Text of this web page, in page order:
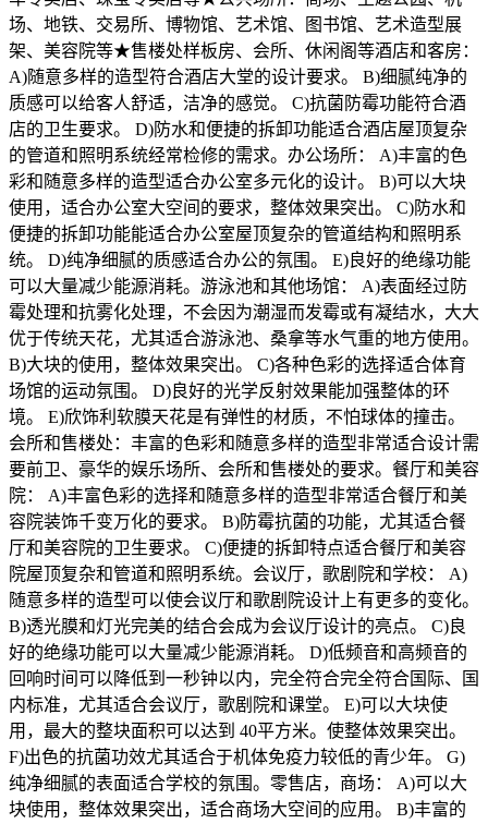
场、地铁、交易所、博物馆、艺术馆、图书馆、艺术造型展
架、美容院等★售楼处样板房、会所、休闲阁等酒店和客房：
A)随意多样的造型符合酒店大堂的设计要求。 B)细腻纯净的
质感可以给客人舒适，洁净的感觉。 C)抗菌防霉功能符合酒
店的卫生要求。 D)防水和便捷的拆卸功能适合酒店屋顶复杂
的管道和照明系统经常检修的需求。办公场所： A)丰富的色
彩和随意多样的造型适合办公室多元化的设计。 B)可以大块
使用，适合办公室大空间的要求，整体效果突出。 C)防水和
便捷的拆卸功能能适合办公室屋顶复杂的管道结构和照明系
统。 D)纯净细腻的质感适合办公的氛围。 E)良好的绝缘功能
可以大量减少能源消耗。游泳池和其他场馆： A)表面经过防
霉处理和抗雾化处理，不会因为潮湿而发霉或有凝结水，大大
优于传统天花，尤其适合游泳池、桑拿等水气重的地方使用。
B)大块的使用，整体效果突出。 C)各种色彩的选择适合体育
场馆的运动氛围。 D)良好的光学反射效果能加强整体的环
境。 E)欣饰利软膜天花是有弹性的材质，不怕球体的撞击。
会所和售楼处：丰富的色彩和随意多样的造型非常适合设计需
要前卫、豪华的娱乐场所、会所和售楼处的要求。餐厅和美容
院： A)丰富色彩的选择和随意多样的造型非常适合餐厅和美
容院装饰千变万化的要求。 B)防霉抗菌的功能，尤其适合餐
厅和美容院的卫生要求。 C)便捷的拆卸特点适合餐厅和美容
院屋顶复杂和管道和照明系统。会议厅，歌剧院和学校： A)
随意多样的造型可以使会议厅和歌剧院设计上有更多的变化。
B)透光膜和灯光完美的结合会成为会议厅设计的亮点。 C)良
好的绝缘功能可以大量减少能源消耗。 D)低频音和高频音的
回响时间可以降低到一秒钟以内，完全符合完全符合国际、国
内标准，尤其适合会议厅，歌剧院和课堂。 E)可以大块使
用，最大的整块面积可以达到 40平方米。使整体效果突出。
F)出色的抗菌功效尤其适合于机体免疫力较低的青少年。 G)
纯净细腻的表面适合学校的氛围。零售店，商场： A)可以大
块使用，整体效果突出，适合商场大空间的应用。 B)丰富的